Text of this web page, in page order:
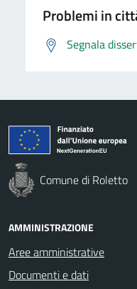
Problemi in
Segnala
Comune di Roletto
AMMINISTRAZIONE
Aree amministrative
Documenti e dati